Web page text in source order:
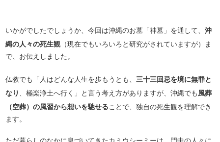
いかがでしたでしょうか、今回は沖縄のお墓「神墓」を通して、沖
縄の人々の死生観 （現在でもいろいろと研究がされていますが）ま
で、お伝えしました。
仏教でも「人はどんな人生を歩もうとも、三十三回忌を境に無罪と
なり 、極楽浄土へ行く」と言う考え方がありますが、沖縄でも風葬
（空葬）の風習から想いを馳せることで、独自の死生観を理解でき
ます。